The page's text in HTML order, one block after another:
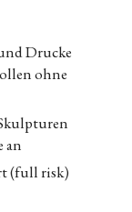
Drucke
ohne
an
(full risk)